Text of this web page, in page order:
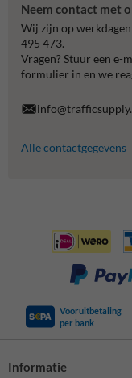
Neem contact met
Wij zijn op
495 473.
Vragen? Stuur een e-
formulier in en we
Alle contactgegevens
Vooruitbetaling
per bank
Informatie